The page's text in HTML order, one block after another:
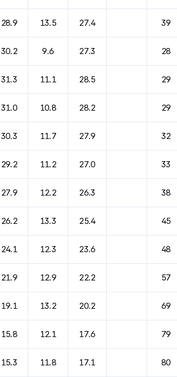
28.9 13.5 27.4 39
30.2 9.6 27.3 28
31.3 11.1 28.5 29
31.0 10.8 28.2 29
30.3 11.7 27.9 32
29.2 11.2 27.0 33
27.9 12.2 26.3 38
26.2 13.3 25.4 45
24.1 12.3 23.6 48
21.9 12.9 22.2 57
19.1 13.2 20.2 69
15.8 12.1 17.6 79
15.3 11.8 17.1 80